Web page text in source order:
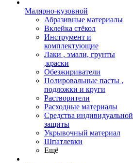
Малярно-кузовной
Абразивные материалы
Вклейка стёкол
Инструмент и
комплектующие
Лаки , эмали, грунты
,краски
Обезжириватели
Полировальные пасты ,
подложки и круги
Растворители
Расходные материалы
Средства индивидуальной
защиты
Укрывочный материал
Шпатлевки
Ещё